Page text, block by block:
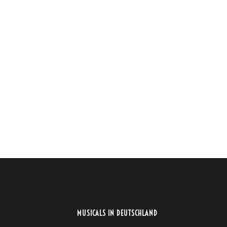
MUSICALS IN DEUTSCHLAND